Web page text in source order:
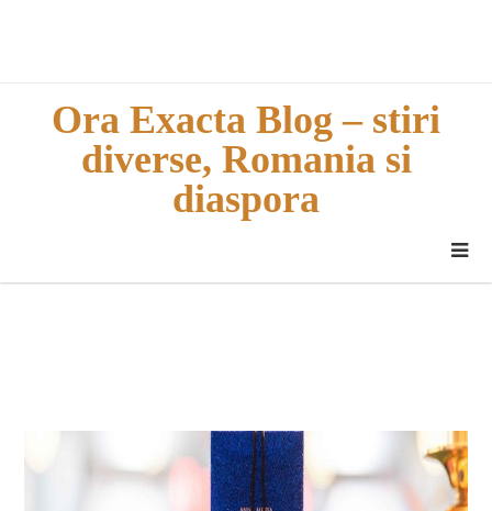
Ora Exacta Blog – stiri
diverse, Romania si
diaspora